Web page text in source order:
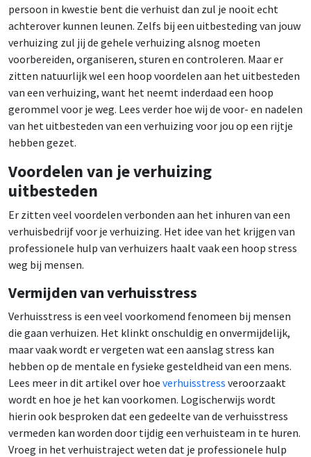
persoon in kwestie bent die verhuist dan zul je nooit echt
achterover kunnen leunen. Zelfs bij een uitbesteding van jouw
verhuizing zul jij de gehele verhuizing alsnog moeten
voorbereiden, organiseren, sturen en controleren. Maar er
zitten natuurlijk wel een hoop voordelen aan het uitbesteden
van een verhuizing, want het neemt inderdaad een hoop
gerommel voor je weg. Lees verder hoe wij de voor- en nadelen
van het uitbesteden van een verhuizing voor jou op een rijtje
hebben gezet.
Voordelen van je verhuizing
uitbesteden
Er zitten veel voordelen verbonden aan het inhuren van een
verhuisbedrijf voor je verhuizing. Het idee van het krijgen van
professionele hulp van verhuizers haalt vaak een hoop stress
weg bij mensen.
Vermijden van verhuisstress
Verhuisstress is een veel voorkomend fenomeen bij mensen
die gaan verhuizen. Het klinkt onschuldig en onvermijdelijk,
maar vaak wordt er vergeten wat een aanslag stress kan
hebben op de mentale en fysieke gesteldheid van een mens.
Lees meer in dit artikel over hoe verhuisstress veroorzaakt
wordt en hoe je het kan voorkomen. Logischerwijs wordt
hierin ook besproken dat een gedeelte van de verhuisstress
vermeden kan worden door tijdig een verhuisteam in te huren.
Vroeg in het verhuistraject weten dat je professionele hulp